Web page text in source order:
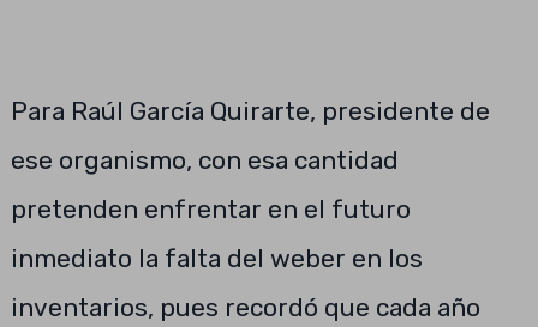
Para Raúl García Quirarte, presidente de
ese organismo, con esa cantidad
pretenden enfrentar en el futuro
inmediato la falta del weber en los
inventarios, pues recordó que cada año